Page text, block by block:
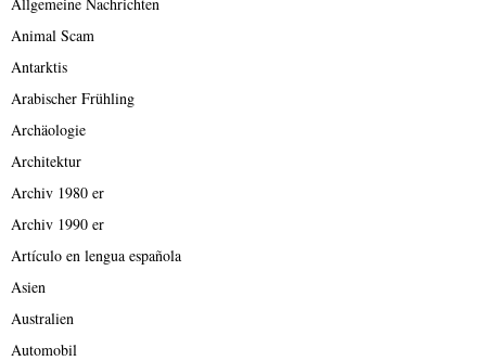
Animal Scam
Antarktis
Arabischer Frühling
Archäologie
Architektur
Archiv 1980 er
Archiv 1990 er
Artículo en lengua española
Asien
Australien
Automobil